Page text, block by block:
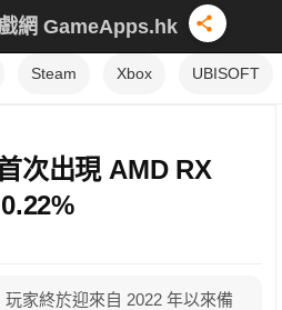
網 GameApps.hk
Steam Xbox UBISOFT
次出現 AMD RX
玩家終於迎來自 2022 年以來備